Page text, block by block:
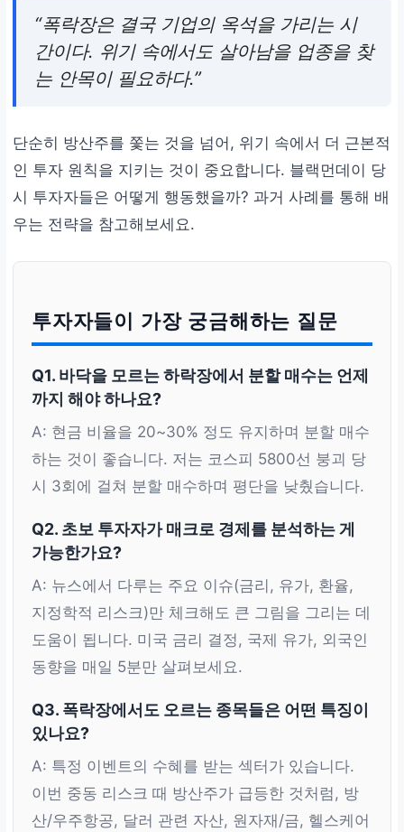
“폭락장은 결국 기업의 옥석을 가리는 시
간이다. 위기 속에서도 살아남을 업종을 찾
는 안목이 필요하다.”
단순히 방산주를 쫓는 것을 넘어, 위기 속에서 더 근본적
인 투자 원칙을 지키는 것이 중요합니다. 블랙먼데이 당
시 투자자들은 어떻게 행동했을까? 과거 사례를 통해 배
우는 전략을 참고해보세요.
투자자들이 가장 궁금해하는 질문
Q1. 바닥을 모르는 하락장에서 분할 매수는 언제
까지 해야 하나요?
A: 현금 비율을 20~30% 정도 유지하며 분할 매수
하는 것이 좋습니다. 저는 코스피 5800선 붕괴 당
시 3회에 걸쳐 분할 매수하며 평단을 낮췄습니다.
Q2. 초보 투자자가 매크로 경제를 분석하는 게
가능한가요?
A: 뉴스에서 다루는 주요 이슈(금리, 유가, 환율,
지정학적 리스크)만 체크해도 큰 그림을 그리는 데
도움이 됩니다. 미국 금리 결정, 국제 유가, 외국인
동향을 매일 5분만 살펴보세요.
Q3. 폭락장에서도 오르는 종목들은 어떤 특징이
있나요?
A: 특정 이벤트의 수혜를 받는 섹터가 있습니다.
이번 중동 리스크 때 방산주가 급등한 것처럼, 방
산/우주항공, 달러 관련 자산, 원자재/금, 헬스케어